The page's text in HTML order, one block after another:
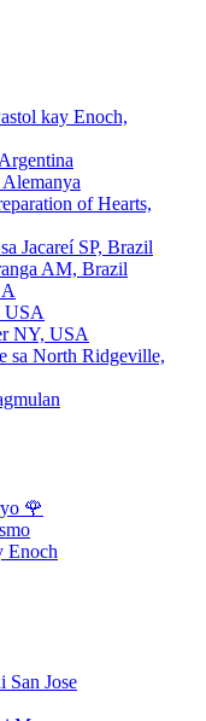
kay Enoch,
of Hearts,
Jacareí SP, Brazil
AM, Brazil
USA
NY, USA
sa North Ridgeville,
🌹
Enoch
San Jose